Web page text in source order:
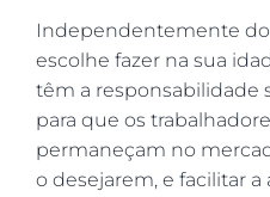
Independentemente do
escolhe fazer na sua
têm a responsabilidade
para que os
permaneçam no
o desejarem, e facilitar